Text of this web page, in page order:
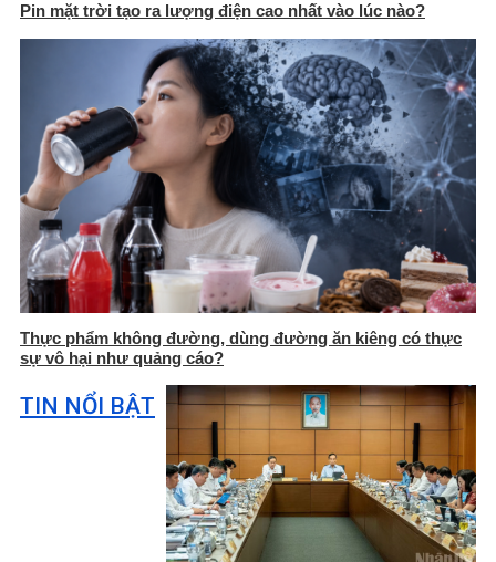
Pin mặt trời tạo ra lượng điện cao nhất vào lúc nào?
Thực phẩm không đường, dùng đường ăn kiêng có thực
sự vô hại như quảng cáo?
TIN NỔI BẬT